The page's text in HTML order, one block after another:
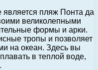
пляж Понта да
великолепными
формы и арки.
тропы и позволяет
на океан. Здесь вы
в теплой воде,